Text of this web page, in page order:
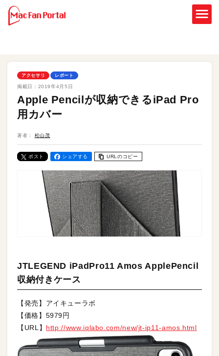
アクセサリ レポート
掲載日： 2019年4月5日
Apple Pencilが収納できるiPad Pro
用カバー
著者： 松山茂
ポスト シェアする URLのコピー
JTLEGEND iPadPro11 Amos ApplePencil
収納付きケース
【発売】アイキューラボ
【価格】5979円
【URL】 http://www.iqlabo.com/new/jt-ip11-amos.html